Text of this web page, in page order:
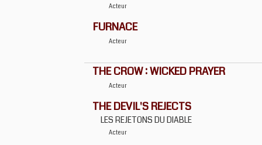
Acteur
FURNACE
Acteur
THE CROW : WICKED PRAYER
Acteur
THE DEVIL'S REJECTS
LES REJETONS DU DIABLE
Acteur